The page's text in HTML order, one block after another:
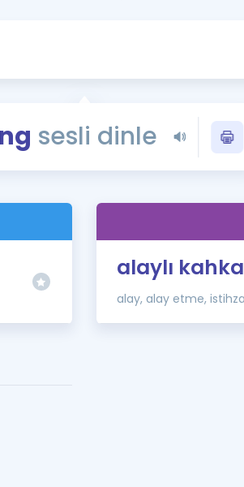
Tüm ÖSYM
YDS -
İngilizce
sesli dinle
alaylı
alay, alay etme, istihza